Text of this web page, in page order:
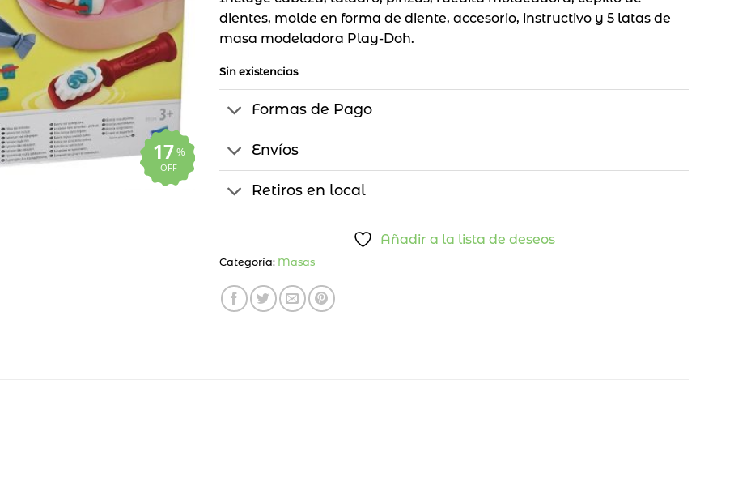
%
OFF
17
dientes, molde en forma de diente, accesorio, instructivo y 5 latas de
masa modeladora Play-Doh.
Sin existencias
Formas de Pago
Envíos
Retiros en local
Añadir a la lista de deseos
Categoría: Masas